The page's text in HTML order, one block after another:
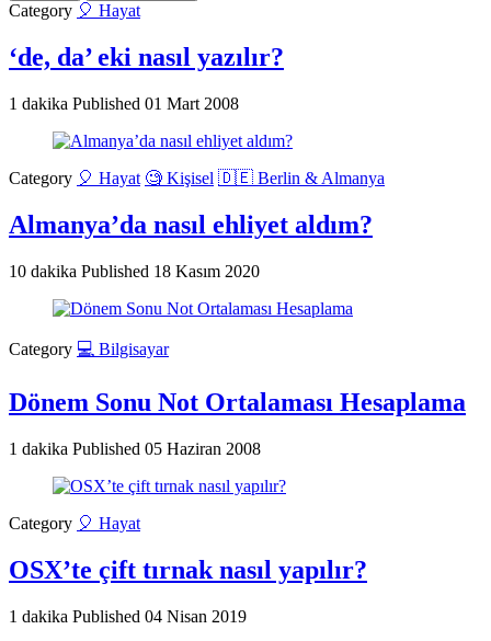
Category 🎈 Hayat
‘de, da’ eki nasıl yazılır?
1 dakika Published 01 Mart 2008
Category 🎈 Hayat 🧐 Kişisel 🇩🇪 Berlin & Almanya
Almanya’da nasıl ehliyet aldım?
10 dakika Published 18 Kasım 2020
Category 💻 Bilgisayar
Dönem Sonu Not Ortalaması Hesaplama
1 dakika Published 05 Haziran 2008
Category 🎈 Hayat
OSX’te çift tırnak nasıl yapılır?
1 dakika Published 04 Nisan 2019